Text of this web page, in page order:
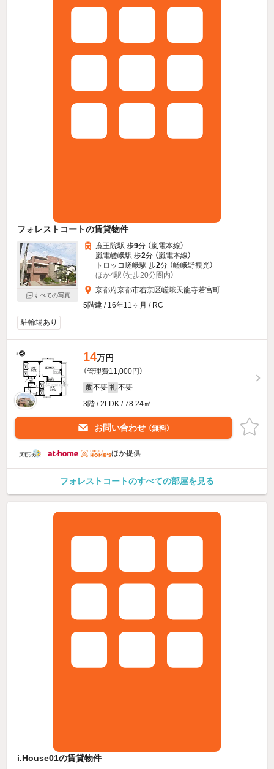
フォレストコートの賃貸物件
すべての写真
鹿王院駅 歩9分 （嵐電本線）
嵐電嵯峨駅 歩2分 （嵐電本線）
トロッコ嵯峨駅 歩2分 （嵯峨野観光）
ほか4駅（徒歩20分圏内）
京都府京都市右京区嵯峨天龍寺若宮町
5階建 / 16年11ヶ月 / RC
駐輪場あり
14万円
（管理費11,000円）
敷 不要 礼 不要
3階 / 2LDK / 78.24㎡
お問い合わせ （無料）
ほか提供
フォレストコートのすべての部屋を見る
i.House01の賃貸物件